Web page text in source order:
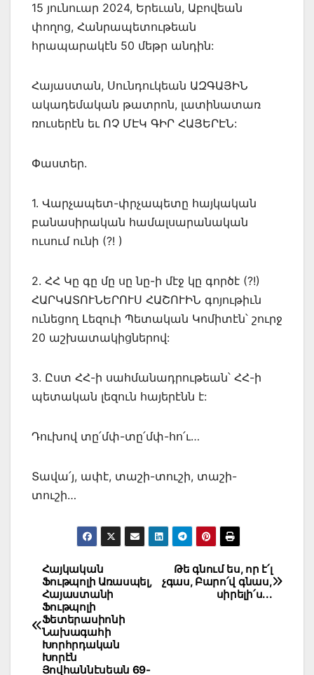
15 յունուար 2024, Երեւան, Աբովեան
փողոց, Հանրապետութեան
հրապարակէն 50 մեթր անդին:
Հայաստան, Սունդուկեան ԱԶԳԱՅԻՆ
ակադեմական թատրոն, լատինատառ
ռուսերէն եւ ՈՉ ՄԷԿ ԳԻՐ ՀԱՅԵՐԷՆ:
Փաստեր.
1. Վարչապետ-փրչապետը հայկական
բանասիրական համալսարանական
ուսում ունի (?! )
2. ՀՀ Կը գը մը սը նը-ի մէջ կը գործէ (?!)
ՀԱՐԿԱՏՈՒՆԵՐՈՒՍ ՀԱՇՈՒԻՆ գոյութիւն
ունեցող Լեզուի Պետական Կոմիտէն՝ շուրջ
20 աշխատակիցներով:
3. Ըստ ՀՀ-ի սահմանադրութեան՝ ՀՀ-ի
պետական լեզուն հայերէնն է:
Դուխով տը՛մփ-տը՛մփ-հո՛ւ…
Տավա՛յ, ափէ, տաշի-տուշի, տաշի-
տուշի…
Post
navigation
Թե գնում ես, որ է՛լ
չգաս, Բարո՛վ գնաս,
սիրելի՛ս․․․
Հայկական
Ֆութպոլի Առասպել,
Հայաստանի
Ֆութպոլի
Ֆետերասիոնի
Նախագահի
Խորհրդական
Խորէն
Յովհաննէսեան 69-